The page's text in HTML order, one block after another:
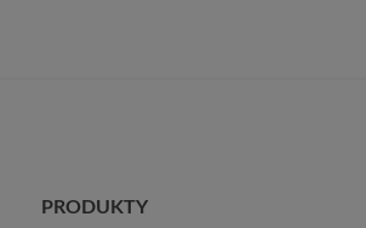
PRODUKTY